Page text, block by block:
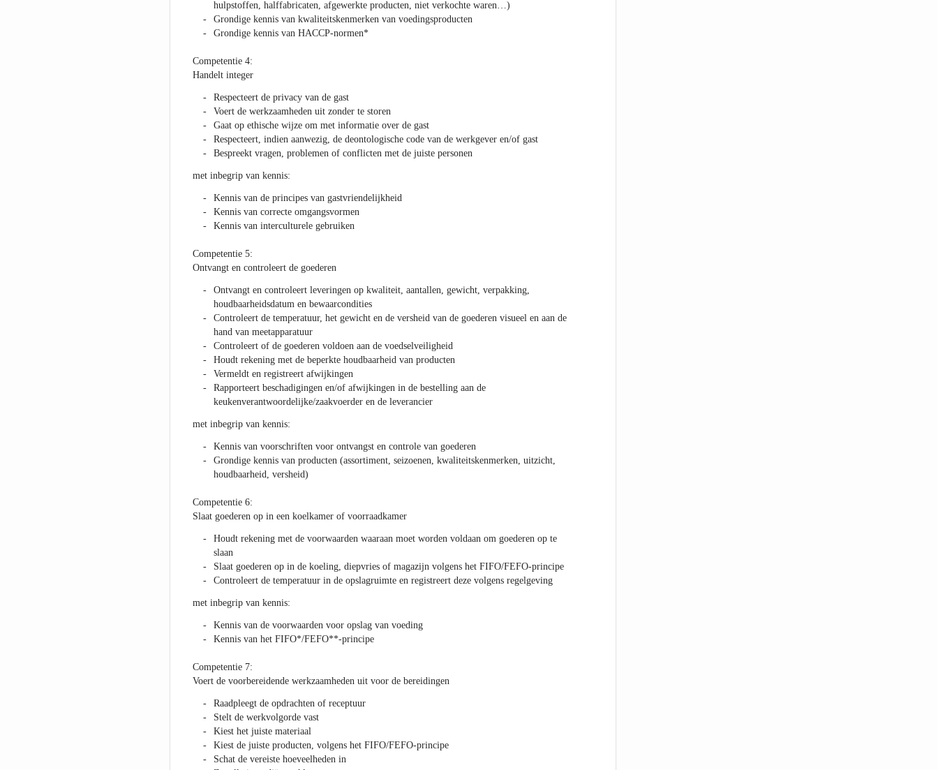
hulpstoffen, halffabricaten, afgewerkte producten, niet verkochte waren…)
Grondige kennis van kwaliteitskenmerken van voedingsproducten
Grondige kennis van HACCP-normen*
Competentie 4:
Handelt integer
Respecteert de privacy van de gast
Voert de werkzaamheden uit zonder te storen
Gaat op ethische wijze om met informatie over de gast
Respecteert, indien aanwezig, de deontologische code van de werkgever en/of gast
Bespreekt vragen, problemen of conflicten met de juiste personen
met inbegrip van kennis:
Kennis van de principes van gastvriendelijkheid
Kennis van correcte omgangsvormen
Kennis van interculturele gebruiken
Competentie 5:
Ontvangt en controleert de goederen
Ontvangt en controleert leveringen op kwaliteit, aantallen, gewicht, verpakking,
houdbaarheidsdatum en bewaarcondities
Controleert de temperatuur, het gewicht en de versheid van de goederen visueel en aan de
hand van meetapparatuur
Controleert of de goederen voldoen aan de voedselveiligheid
Houdt rekening met de beperkte houdbaarheid van producten
Vermeldt en registreert afwijkingen
Rapporteert beschadigingen en/of afwijkingen in de bestelling aan de
keukenverantwoordelijke/zaakvoerder en de leverancier
met inbegrip van kennis:
Kennis van voorschriften voor ontvangst en controle van goederen
Grondige kennis van producten (assortiment, seizoenen, kwaliteitskenmerken, uitzicht,
houdbaarheid, versheid)
Competentie 6:
Slaat goederen op in een koelkamer of voorraadkamer
Houdt rekening met de voorwaarden waaraan moet worden voldaan om goederen op te
slaan
Slaat goederen op in de koeling, diepvries of magazijn volgens het FIFO/FEFO-principe
Controleert de temperatuur in de opslagruimte en registreert deze volgens regelgeving
met inbegrip van kennis:
Kennis van de voorwaarden voor opslag van voeding
Kennis van het FIFO*/FEFO**-principe
Competentie 7:
Voert de voorbereidende werkzaamheden uit voor de bereidingen
Raadpleegt de opdrachten of receptuur
Stelt de werkvolgorde vast
Kiest het juiste materiaal
Kiest de juiste producten, volgens het FIFO/FEFO-principe
Schat de vereiste hoeveelheden in